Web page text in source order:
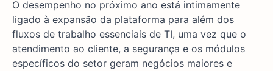
O desempenho no próximo ano está intimamente
ligado à expansão da plataforma para além dos
fluxos de trabalho essenciais de TI, uma vez que o
atendimento ao cliente, a segurança e os módulos
específicos do setor geram negócios maiores e